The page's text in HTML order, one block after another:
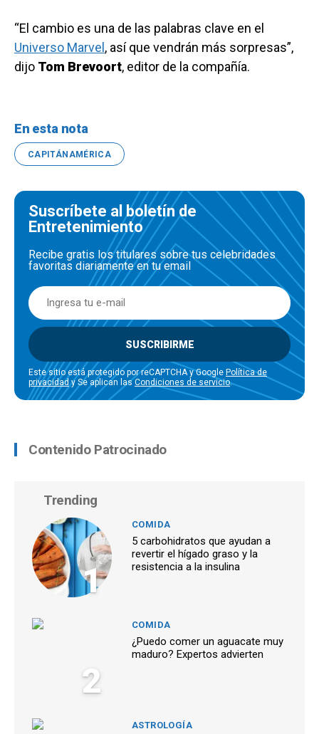
“El cambio es una de las palabras clave en el
Universo Marvel , así que vendrán más sorpresas”,
dijo Tom Brevoort, editor de la compañía.
En esta nota
CAPITÁNAMÉRICA
Suscríbete al boletín de
Entretenimiento
Recibe gratis los titulares sobre tus celebridades
favoritas diariamente en tu email
SUSCRIBIRME
Este sitio está protegido por reCAPTCHA y Google Política de
privacidad y Se aplican lasCondiciones de servicio.
Contenido Patrocinado
Trending
1
COMIDA
5 carbohidratos que ayudan a
revertir el hígado graso y la
resistencia a la insulina
2
COMIDA
¿Puedo comer un aguacate muy
maduro? Expertos advierten
ASTROLOGÍA